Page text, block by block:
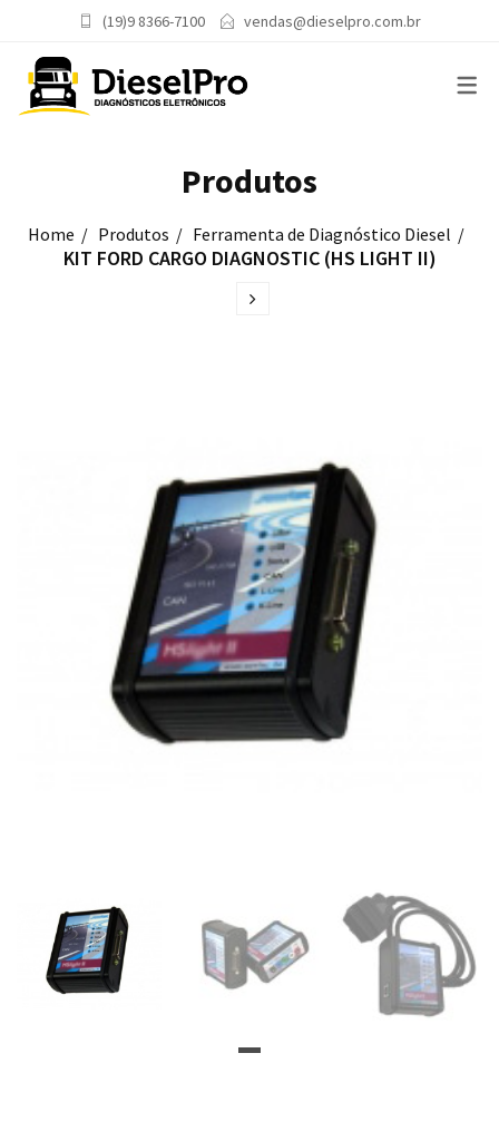
ATENDIMENTO AO CLIENTE
POLÍTICA DE PRIVACIDADE
TERMOS E CONDIÇÕES
(19)9 8366-7100 vendas@dieselpro.com.br
Produtos
Home Produtos Ferramenta de Diagnóstico Diesel
KIT FORD CARGO DIAGNOSTIC (HS LIGHT II)